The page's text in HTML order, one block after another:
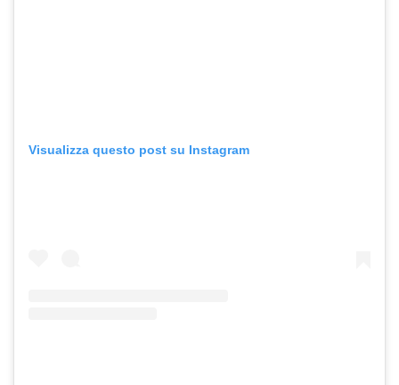
Visualizza questo post su Instagram